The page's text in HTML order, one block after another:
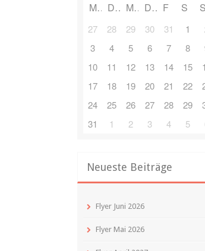
M D M D F S S
27 28 29 30 31 1
3
4 5 6 7 8
10
11 12 13 14 15
17
18 19 20 21 22
24
25 26 27 28 29
31
1 2 3 4 5
Neueste Beiträge
Flyer Juni 2026
Flyer Mai 2026